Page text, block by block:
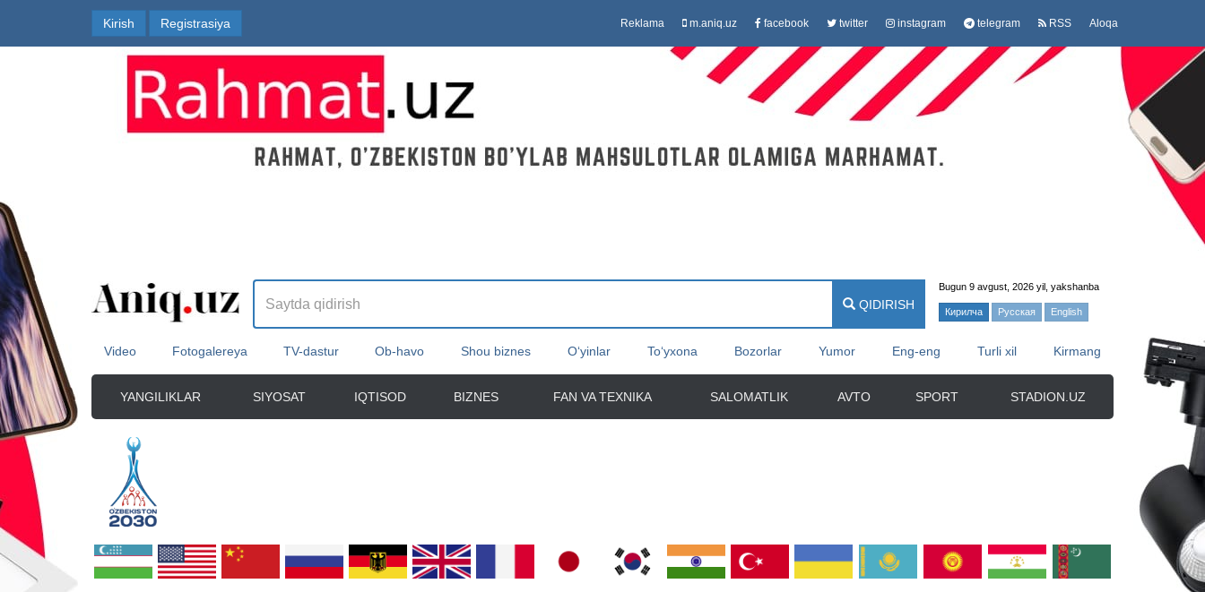
Kirish Registrasiya Reklama m.aniq.uz facebook twitter instagram telegram RSS Aloqa
QIDIRISH
Bugun 9 avgust, 2026 yil, yakshanba
Кирилча Русская English
Video Fotogalereya TV-dastur Ob-havo Shou biznes O‘yinlar To‘yxona Bozorlar Yumor Eng-eng Turli xil Kirmang
YANGILIKLAR SIYOSAT IQTISOD BIZNES FAN VA TEXNIKA SALOMATLIK AVTO SPORT STADION.UZ